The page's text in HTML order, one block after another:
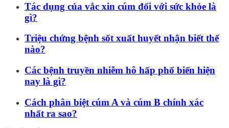
Tác dụng của vắc xin cúm đối với sức khỏe là
gì?
Triệu chứng bệnh sốt xuất huyết nhận biết thế
nào?
Các bệnh truyền nhiễm hô hấp phổ biến hiện
nay là gì?
Cách phân biệt cúm A và cúm B chính xác
nhất ra sao?